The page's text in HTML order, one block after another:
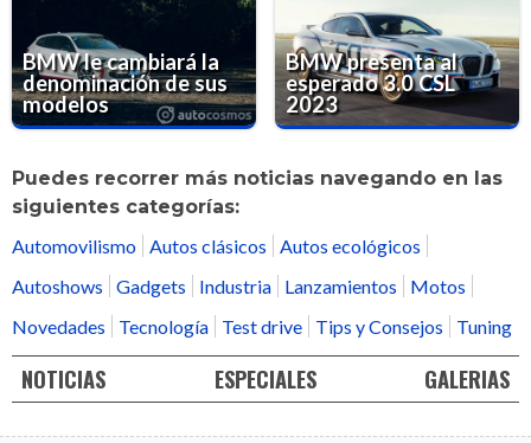
BMW le cambiará la
denominación de sus
modelos
BMW presenta al
esperado 3.0 CSL
2023
Puedes recorrer más noticias navegando en las
siguientes categorías:
Automovilismo Autos clásicos
Autos ecológicos
Autoshows
Gadgets Industria Lanzamientos
Motos
Novedades
Tecnología Test drive Tips y Consejos Tuning
NOTICIAS ESPECIALES GALERIAS